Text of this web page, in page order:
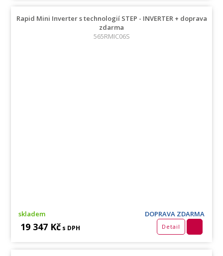
Rapid Mini Inverter s technologií STEP - INVERTER + doprava
zdarma
565RMIC06S
skladem DOPRAVA ZDARMA
19 347 Kč s DPH Detail